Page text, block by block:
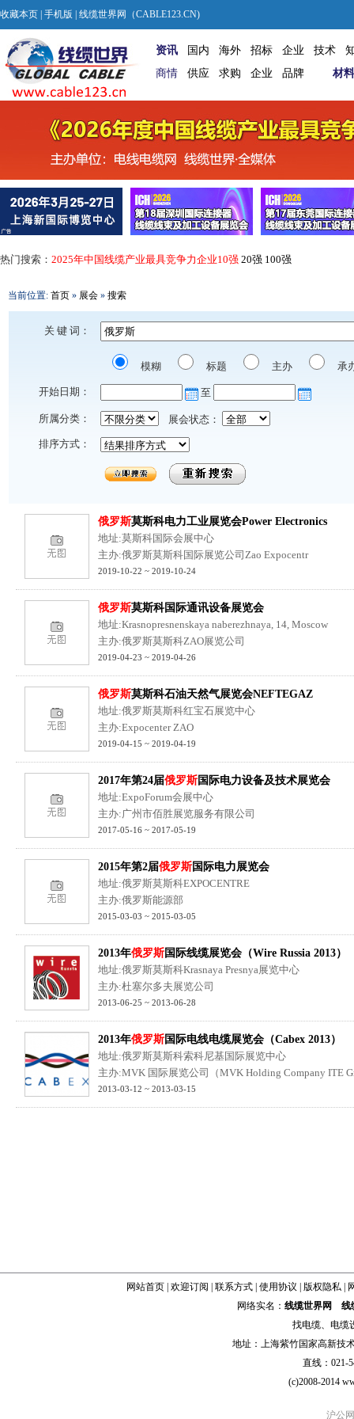
收藏本页 手机版 | 线缆世界网（CABLE123.CN)
资讯 国内 海外 招标 企业 技术
商情
供应 求购 企业 品牌 材料
热门搜索： 2025年中国线缆产业最具竞争力企业10强 20强 100强
当前位置: 首页 » 展会 » 搜索
关 键 词：
模糊 标题 主办 承
开始日期： 至
所属分类： 展会状态：
排序方式：
俄罗斯莫斯科电力工业展览会Power Electronics
地址:莫斯科国际会展中心
主办:俄罗斯莫斯科国际展览公司Zao Expocentr
2019-10-22 ~ 2019-10-24
俄罗斯莫斯科国际通讯设备展览会
地址:Krasnopresnenskaya naberezhnaya, 14, Moscow
主办:俄罗斯莫斯科ZAO展览公司
2019-04-23 ~ 2019-04-26
俄罗斯莫斯科石油天然气展览会NEFTEGAZ
地址:俄罗斯莫斯科红宝石展览中心
主办:Expocenter ZAO
2019-04-15 ~ 2019-04-19
2017年第24届俄罗斯国际电力设备及技术展览会
地址:ExpoForum会展中心
主办:广州市佰胜展览服务有限公司
2017-05-16 ~ 2017-05-19
2015年第2届俄罗斯国际电力展览会
地址:俄罗斯莫斯科EXPOCENTRE
主办:俄罗斯能源部
2015-03-03 ~ 2015-03-05
2013年俄罗斯国际线缆展览会（Wire Russia 2013）
地址:俄罗斯莫斯科Krasnaya Presnya展览中心
主办:杜塞尔多夫展览公司
2013-06-25 ~ 2013-06-28
2013年俄罗斯国际电线电缆展览会（Cabex 2013）
地址:俄罗斯莫斯科索科尼基国际展览中心
主办:MVK 国际展览公司（MVK Holding Company ITE
2013-03-12 ~ 2013-03-15
网站首页| 欢迎订阅 联系方式| 使用协议 版权隐私|
网络实名： 线缆世界网
线
找电缆、 电缆
地址：上海紫竹国家高新技
直线：021-
(c)2008-2014
沪公